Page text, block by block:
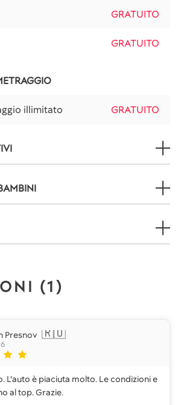
GRATUITO
GRATUITO
illimitato GRATUITO
(1)
Presnov 🇷🇺
L'auto è piaciuta molto. Le condizioni e
al top. Grazie.